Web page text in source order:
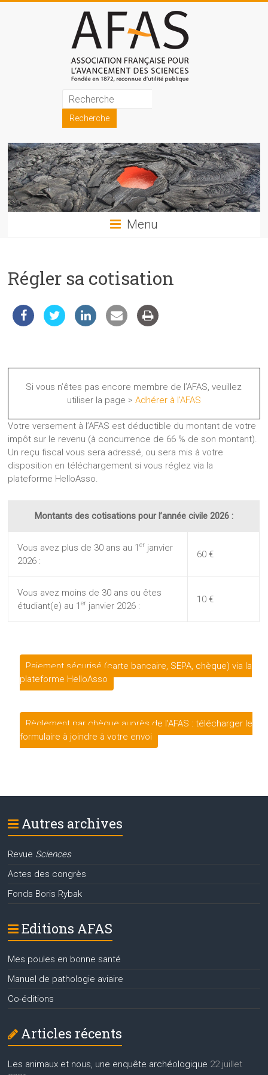
Association
française
pour
l'avancement
des
sciences
les
sciences
et
les
Menu
Régler sa cotisation
Si vous n’êtes pas encore membre de l’AFAS, veuillez
utiliser la page > Adhérer à l’AFAS
Votre versement à l’AFAS est déductible du montant de votre
impôt sur le revenu (à concurrence de 66 % de son montant).
Un reçu fiscal vous sera adressé, ou sera mis à votre
disposition en téléchargement si vous réglez via la
plateforme HelloAsso.
Montants des cotisations pour l’année civile 2026 :
Vous avez plus de 30 ans au 1er janvier
2026 :
60 €
Vous avez moins de 30 ans ou êtes
étudiant(e) au 1er janvier 2026 :
10 €
Paiement sécurisé (carte bancaire, SEPA, chèque) via la
plateforme HelloAsso
Règlement par chèque auprès de l’AFAS : télécharger le
formulaire à joindre à votre envoi
Autres archives
Revue Sciences
Actes des congrès
Fonds Boris Rybak
Editions AFAS
Mes poules en bonne santé
Manuel de pathologie aviaire
Co-éditions
Articles récents
Les animaux et nous, une enquête archéologique 22 juillet